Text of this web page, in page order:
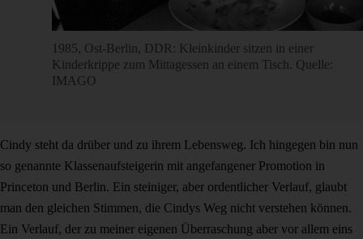
1985, Ost-Berlin, DDR: Kleinkinder sitzen in einer
Kinderkrippe zum Mittagessen an einem Tisch. Quelle:
IMAGO
Cindy steht da drüber und zu ihrem Lebensweg. Ich hingegen bin nun
so genannte Klassenaufsteigerin mit angefangener Promotion in
Princeton und Berlin. Ein steiniger, aber ordentlicher Verlauf, glaubt
man den gleichen Stimmen, die Cindys Weg nicht verstehen können.
Ein Verlauf, der zu meiner eigenen Überraschung aber vor allem eins